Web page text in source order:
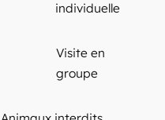
individuelle
Visite en
groupe